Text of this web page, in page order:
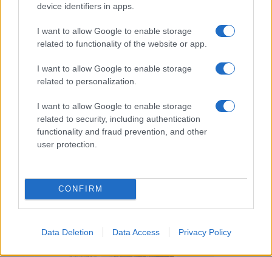
device identifiers in apps.
I want to allow Google to enable storage
related to functionality of the website or app.
I want to allow Google to enable storage
related to personalization.
I want to allow Google to enable storage
related to security, including authentication
functionality and fraud prevention, and other
user protection.
CONFIRM
Data Deletion Data Access Privacy Policy
ΤΟ ΠΑΡΟΝ ΤΗΣ ΚΥΡΙΑΚΗΣ